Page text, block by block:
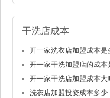
干洗店成本
开一家洗衣店加盟成本是
开一家干洗加盟店的成本
开一家干洗店加盟成本大
洗衣店加盟投资成本多少